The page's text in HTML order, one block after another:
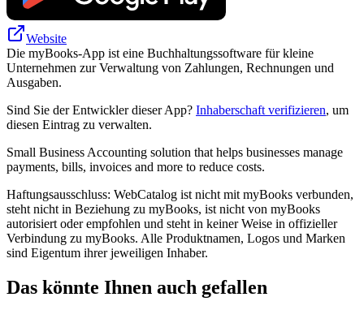
Website
Die myBooks-App ist eine Buchhaltungssoftware für kleine
Unternehmen zur Verwaltung von Zahlungen, Rechnungen und
Ausgaben.
Sind Sie der Entwickler dieser App? Inhaberschaft verifizieren, um
diesen Eintrag zu verwalten.
Small Business Accounting solution that helps businesses manage
payments, bills, invoices and more to reduce costs.
Haftungsausschluss: WebCatalog ist nicht mit myBooks verbunden,
steht nicht in Beziehung zu myBooks, ist nicht von myBooks
autorisiert oder empfohlen und steht in keiner Weise in offizieller
Verbindung zu myBooks. Alle Produktnamen, Logos und Marken
sind Eigentum ihrer jeweiligen Inhaber.
Das könnte Ihnen auch gefallen